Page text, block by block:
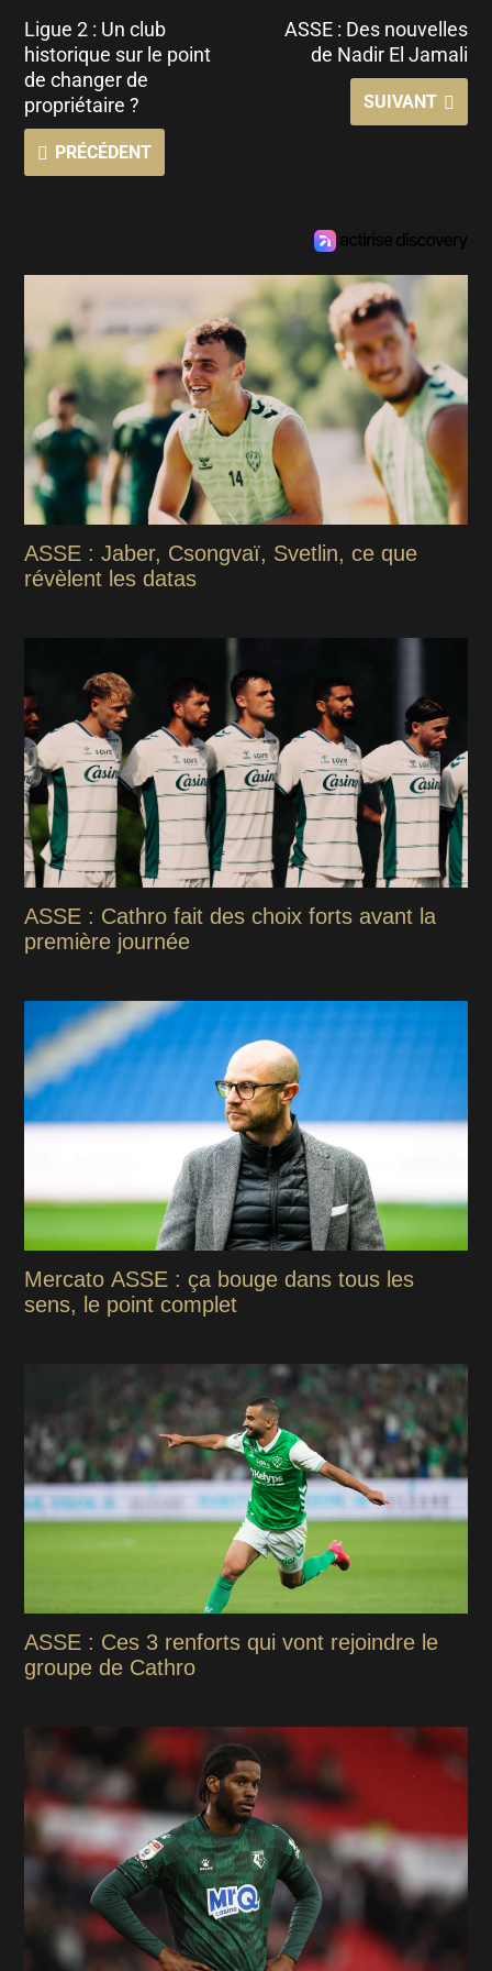
Ligue 2 : Un club
historique sur le point
de changer de
propriétaire ?
PRÉCÉDENT
ASSE : Des nouvelles
de Nadir El Jamali
SUIVANT
ASSE : Jaber, Csongvaï, Svetlin, ce que
révèlent les datas
ASSE : Cathro fait des choix forts avant la
première journée
Mercato ASSE : ça bouge dans tous les
sens, le point complet
ASSE : Ces 3 renforts qui vont rejoindre le
groupe de Cathro